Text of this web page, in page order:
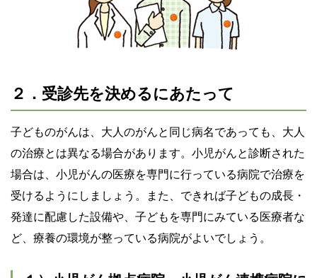
２．受診先を決めるにあたって
子どものがんは、大人のがんと同じ病名であっても、大人
の治療とは異なる場合があります。小児がんと診断された
場合は、小児がんの医療を専門に行っている病院で治療を
受けるようにしましょう。また、できれば子どもの成長・
発達に配慮した設備や、子どもを専門にみている医療者な
ど、療養の環境が整っている病院がよいでしょう。